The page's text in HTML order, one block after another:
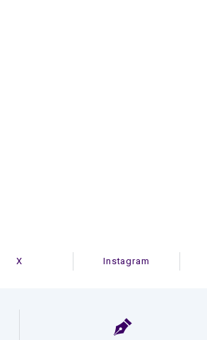
X Instagram